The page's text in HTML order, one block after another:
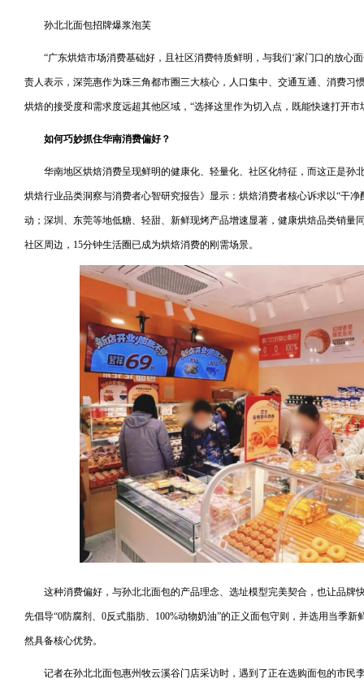
孙北北面包招牌爆浆泡芙
“广东烘焙市场消费基础好，且社区消费特质鲜明，与我们‘家门口的放心
责人表示，深莞惠作为珠三角都市圈三大核心，人口集中、交通互通、消费习
烘焙的接受度和需求度远超其他区域，“选择这里作为切入点，既能快速打开
如何巧妙抓住华南消费偏好？
华南地区烘焙消费呈现鲜明的健康化、轻量化、社区化特征，而这正是孙
烘焙行业品类洞察与消费者心智研究报告》显示：烘焙消费者核心诉求以“干
动；深圳、东莞等地低糖、轻甜、新鲜现烤产品增速显著，健康烘焙品类销量
社区周边，15分钟生活圈已成为烘焙消费的刚需场景。
这种消费偏好，与孙北北面包的产品理念、选址模型完美契合，也让品牌
先倡导“0防腐剂、0反式脂肪、100%动物奶油”的正义面包守则，并选用当季
然具备核心优势。
记者在孙北北面包惠州牧云溪谷门店采访时，遇到了正在选购面包的市民